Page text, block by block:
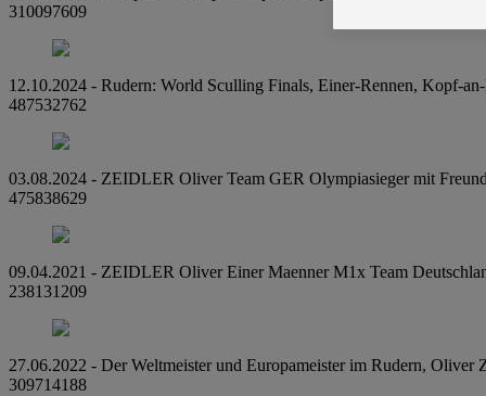
310097609
12.10.2024 - Rudern: World Sculling Finals, Einer-Rennen, Kopf-
487532762
03.08.2024 - ZEIDLER Oliver Team GER Olympiasieger mit
475838629
09.04.2021 - ZEIDLER Oliver Einer Maenner M1x Team
238131209
27.06.2022 - Der Weltmeister und Europameister im Rudern,
309714188